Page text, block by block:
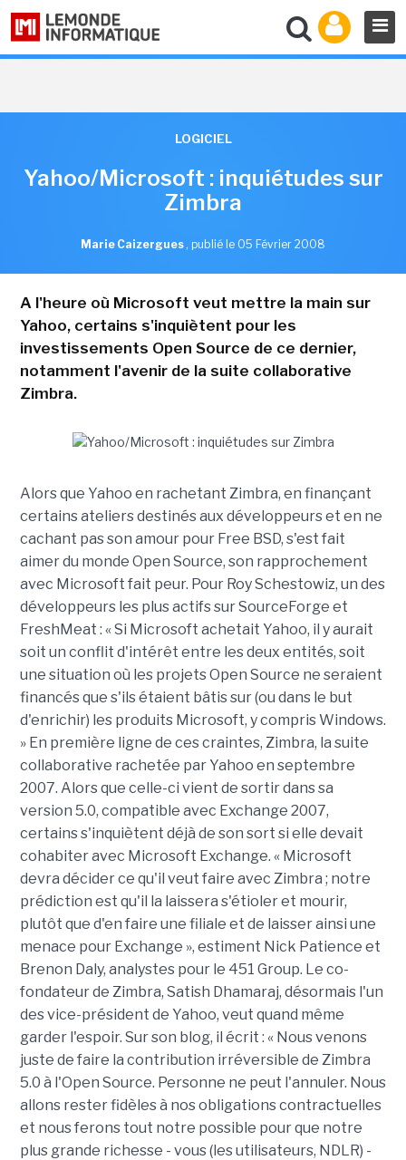
LOGICIEL
Yahoo/Microsoft : inquiétudes sur
Zimbra
Marie Caizergues , publié le 05 Février 2008
A l'heure où Microsoft veut mettre la main sur
Yahoo, certains s'inquiètent pour les
investissements Open Source de ce dernier,
notamment l'avenir de la suite collaborative
Zimbra.
Alors que Yahoo en rachetant Zimbra, en finançant
certains ateliers destinés aux développeurs et en ne
cachant pas son amour pour Free BSD, s'est fait
aimer du monde Open Source, son rapprochement
avec Microsoft fait peur. Pour Roy Schestowiz, un des
développeurs les plus actifs sur SourceForge et
FreshMeat : « Si Microsoft achetait Yahoo, il y aurait
soit un conflit d'intérêt entre les deux entités, soit
une situation où les projets Open Source ne seraient
financés que s'ils étaient bâtis sur (ou dans le but
d'enrichir) les produits Microsoft, y compris Windows.
» En première ligne de ces craintes, Zimbra, la suite
collaborative rachetée par Yahoo en septembre
2007. Alors que celle-ci vient de sortir dans sa
version 5.0, compatible avec Exchange 2007,
certains s'inquiètent déjà de son sort si elle devait
cohabiter avec Microsoft Exchange. « Microsoft
devra décider ce qu'il veut faire avec Zimbra ; notre
prédiction est qu'il la laissera s'étioler et mourir,
plutôt que d'en faire une filiale et de laisser ainsi une
menace pour Exchange », estiment Nick Patience et
Brenon Daly, analystes pour le 451 Group. Le co-
fondateur de Zimbra, Satish Dhamaraj, désormais l'un
des vice-président de Yahoo, veut quand même
garder l'espoir. Sur son blog, il écrit : « Nous venons
juste de faire la contribution irréversible de Zimbra
5.0 à l'Open Source. Personne ne peut l'annuler. Nous
allons rester fidèles à nos obligations contractuelles
et nous ferons tout notre possible pour que notre
plus grande richesse - vous (les utilisateurs, NDLR) -